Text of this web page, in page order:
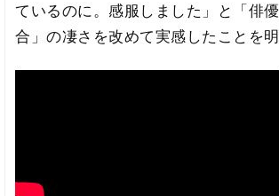
ているのに。感服しました」と「俳
合」の凄さを改めて実感したことを明